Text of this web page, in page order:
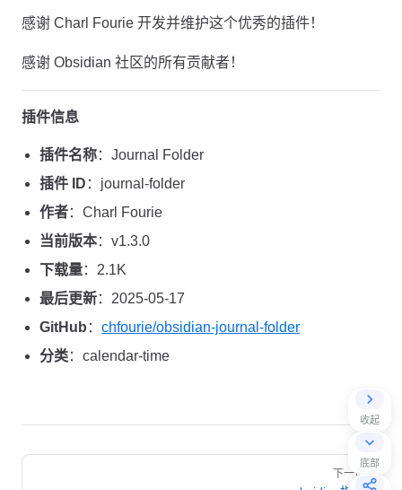
收起
底部
感谢 Charl Fourie 开发并维护这个优秀的插件！
感谢 Obsidian 社区的所有贡献者！
插件信息
插件名称：Journal Folder
插件 ID ：journal-folder
作者：Charl Fourie
当前版本：v1.3.0
下载量：2.1K
最后更新：2025-05-17
GitHub ： chfourie/obsidian-journal-folder
分类：calendar-time
Pager
下一页